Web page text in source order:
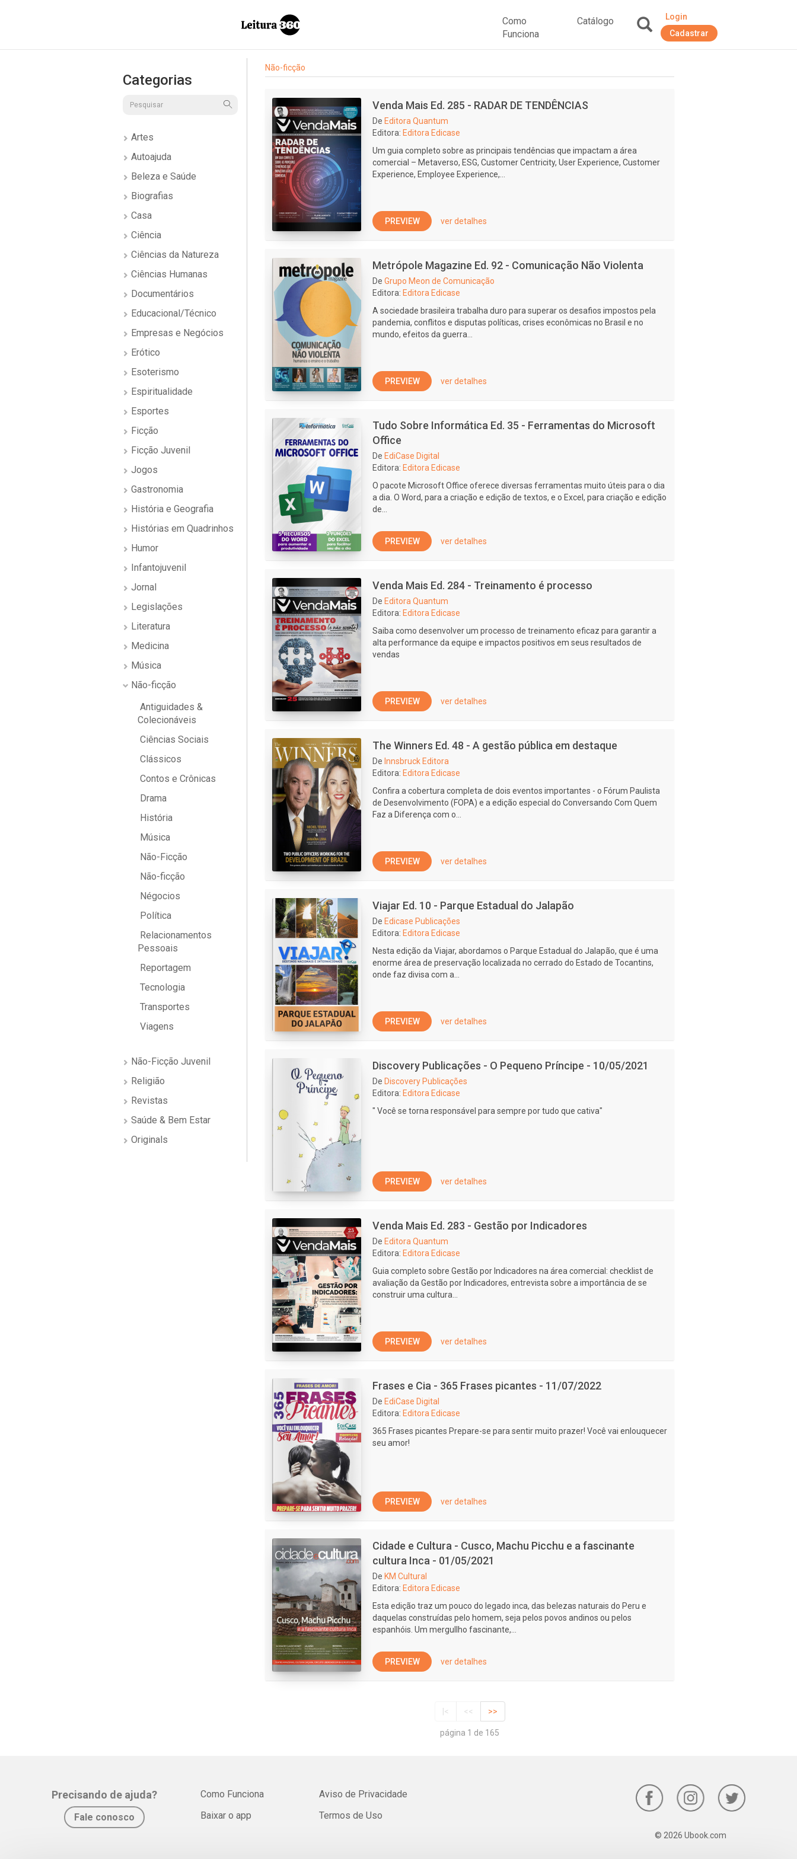
Como
Funciona
Catálogo
Login
Cadastrar
Categorias
Artes
Autoajuda
Beleza e Saúde
Biografias
Casa
Ciência
Ciências da Natureza
Ciências Humanas
Documentários
Educacional/Técnico
Empresas e Negócios
Erótico
Esoterismo
Espiritualidade
Esportes
Ficção
Ficção Juvenil
Jogos
Gastronomia
História e Geografia
Histórias em Quadrinhos
Humor
Infantojuvenil
Jornal
Legislações
Literatura
Medicina
Música
Não-ficção
Antiguidades &
Colecionáveis
Ciências Sociais
Clássicos
Contos e Crônicas
Drama
História
Música
Não-Ficção
Não-ficção
Négocios
Política
Relacionamentos
Pessoais
Reportagem
Tecnologia
Transportes
Viagens
Não-Ficção Juvenil
Religião
Revistas
Saúde & Bem Estar
Originals
Não-ficção
Venda Mais Ed. 285 - RADAR DE TENDÊNCIAS
De Editora Quantum
Editora: Editora Edicase
Um guia completo sobre as principais tendências que impactam a área
comercial – Metaverso, ESG, Customer Centricity, User Experience, Customer
Experience, Employee Experience,...
PREVIEW ver detalhes
Metrópole Magazine Ed. 92 - Comunicação Não Violenta
De Grupo Meon de Comunicação
Editora: Editora Edicase
A sociedade brasileira trabalha duro para superar os desafios impostos pela
pandemia, conflitos e disputas políticas, crises econômicas no Brasil e no
mundo, efeitos da guerra...
PREVIEW ver detalhes
Tudo Sobre Informática Ed. 35 - Ferramentas do Microsoft
Office
De EdiCase Digital
Editora: Editora Edicase
O pacote Microsoft Office oferece diversas ferramentas muito úteis para o dia
a dia. O Word, para a criação e edição de textos, e o Excel, para criação e edição
de...
PREVIEW ver detalhes
Venda Mais Ed. 284 - Treinamento é processo
De Editora Quantum
Editora: Editora Edicase
Saiba como desenvolver um processo de treinamento eficaz para garantir a
alta performance da equipe e impactos positivos em seus resultados de
vendas
PREVIEW ver detalhes
The Winners Ed. 48 - A gestão pública em destaque
De Innsbruck Editora
Editora: Editora Edicase
Confira a cobertura completa de dois eventos importantes - o Fórum Paulista
de Desenvolvimento (FOPA) e a edição especial do Conversando Com Quem
Faz a Diferença com o...
PREVIEW ver detalhes
Viajar Ed. 10 - Parque Estadual do Jalapão
De Edicase Publicações
Editora: Editora Edicase
Nesta edição da Viajar, abordamos o Parque Estadual do Jalapão, que é uma
enorme área de preservação localizada no cerrado do Estado de Tocantins,
onde faz divisa com a...
PREVIEW ver detalhes
Discovery Publicações - O Pequeno Príncipe - 10/05/2021
De Discovery Publicações
Editora: Editora Edicase
" Você se torna responsável para sempre por tudo que cativa"
PREVIEW ver detalhes
Venda Mais Ed. 283 - Gestão por Indicadores
De Editora Quantum
Editora: Editora Edicase
Guia completo sobre Gestão por Indicadores na área comercial: checklist de
avaliação da Gestão por Indicadores, entrevista sobre a importância de se
construir uma cultura...
PREVIEW ver detalhes
Frases e Cia - 365 Frases picantes - 11/07/2022
De EdiCase Digital
Editora: Editora Edicase
365 Frases picantes Prepare-se para sentir muito prazer! Você vai enlouquecer
seu amor!
PREVIEW ver detalhes
Cidade e Cultura - Cusco, Machu Picchu e a fascinante
cultura Inca - 01/05/2021
De KM Cultural
Editora: Editora Edicase
Esta edição traz um pouco do legado inca, das belezas naturais do Peru e
daquelas construídas pelo homem, seja pelos povos andinos ou pelos
espanhóis. Um mergullho fascinante,...
PREVIEW ver detalhes
|< << >>
página 1 de 165
Precisando de ajuda?
Fale conosco
Como Funciona
Baixar o app
Aviso de Privacidade
Termos de Uso
© 2026 Ubook.com